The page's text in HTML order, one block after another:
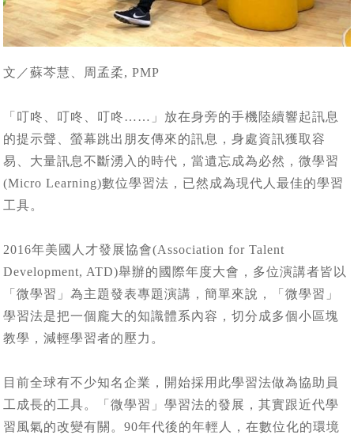
文／蘇芩慧、周孟柔, PMP
「叮咚、叮咚、叮咚……」放在身旁的手機陸續響起訊息
的提示聲、螢幕跳出朋友傳來的訊息，身處資訊獲取容
易、大量訊息不斷湧入的時代，當遺忘成為必然，微學習
(Micro Learning)數位學習法，已然成為現代人最佳的學習
工具。
2016年美國人才發展協會(Association for Talent
Development, ATD)舉辦的國際年度大會，多位演講者皆以
「微學習」為主題發表專題演講，簡單來說，「微學習」
學習法是把一個龐大的知識體系內容，切分成多個小區塊
教學，減輕學習者的壓力。
目前全球有不少知名企業，開始採用此學習法做為協助員
工成長的工具。「微學習」學習法的發展，其實跟近代學
習風氣的改變有關。90年代後的年輕人，在數位化的環境